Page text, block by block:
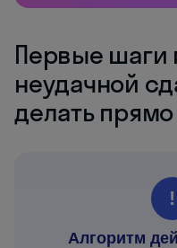
Первые шаги
неудачной
делать
!
Алгоритм